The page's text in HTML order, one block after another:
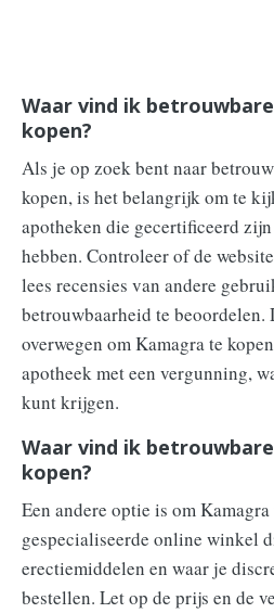
Waar vind ik
kopen?
Als je op zoek bent naar
kopen, is het belangrijk om te
apotheken die gecertificeerd
hebben. Controleer of de
lees recensies van andere
betrouwbaarheid te beoordelen.
overwegen om Kamagra te
apotheek met een vergunning,
kunt krijgen.
Waar vind ik
kopen?
Een andere optie is om
gespecialiseerde online winkel
erectiemiddelen en waar je
bestellen. Let op de prijs en de